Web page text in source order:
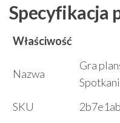
Specyfikacja
Właściwość
Nazwa
Gra
SKU